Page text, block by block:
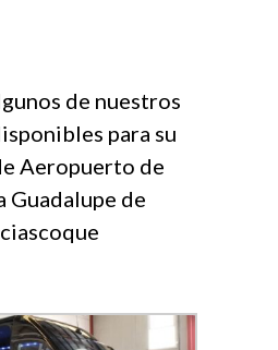
de nuestros
para su
Aeropuerto de
Guadalupe de